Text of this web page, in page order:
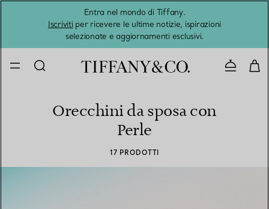
Entra nel mondo di Tiffany.
Iscrivitiper ricevere le ultime notizie, ispirazioni
selezionate e aggiornamenti esclusivi.
Orecchini da sposa con
Perle
17 PRODOTTI